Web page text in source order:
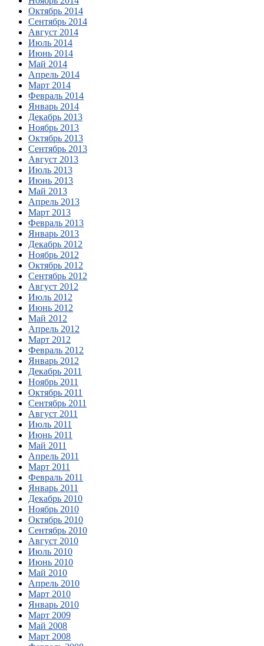
Октябрь 2014
Сентябрь 2014
Август 2014
Июль 2014
Июнь 2014
Май 2014
Апрель 2014
Март 2014
Февраль 2014
Январь 2014
Декабрь 2013
Ноябрь 2013
Октябрь 2013
Сентябрь 2013
Август 2013
Июль 2013
Июнь 2013
Май 2013
Апрель 2013
Март 2013
Февраль 2013
Январь 2013
Декабрь 2012
Ноябрь 2012
Октябрь 2012
Сентябрь 2012
Август 2012
Июль 2012
Июнь 2012
Май 2012
Апрель 2012
Март 2012
Февраль 2012
Январь 2012
Декабрь 2011
Ноябрь 2011
Октябрь 2011
Сентябрь 2011
Август 2011
Июль 2011
Июнь 2011
Май 2011
Апрель 2011
Март 2011
Февраль 2011
Январь 2011
Декабрь 2010
Ноябрь 2010
Октябрь 2010
Сентябрь 2010
Август 2010
Июль 2010
Июнь 2010
Май 2010
Апрель 2010
Март 2010
Январь 2010
Март 2009
Май 2008
Март 2008